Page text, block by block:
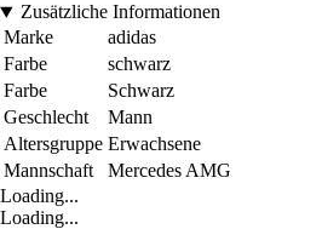
Zusätzliche Informationen
Marke
adidas
Farbe
schwarz
Farbe
Schwarz
Geschlecht
Mann
Altersgruppe Erwachsene
Mannschaft
Mercedes AMG
Loading...
Loading...